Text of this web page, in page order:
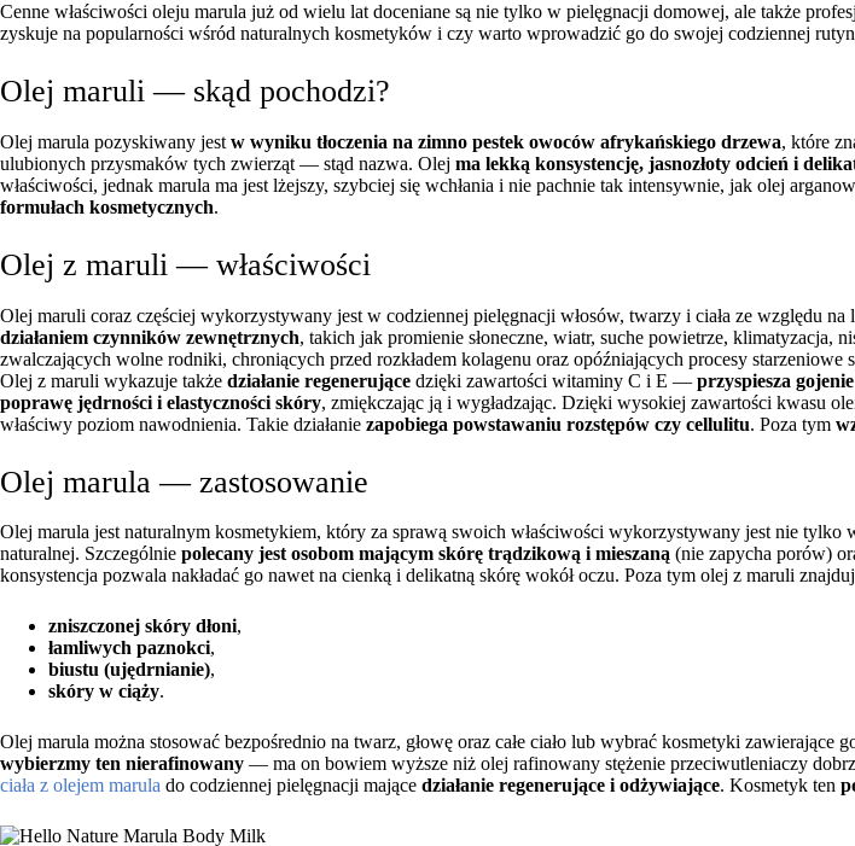
Cenne właściwości oleju marula już od wielu lat doceniane są nie tylko w pielęgnacji domowej, ale także
zyskuje na popularności wśród naturalnych kosmetyków i czy warto wprowadzić go do swojej codziennej
Olej maruli — skąd pochodzi?
Olej marula pozyskiwany jest w wyniku tłoczenia na zimno pestek owoców afrykańskiego drzewa, które
ulubionych przysmaków tych zwierząt — stąd nazwa. Olej ma lekką konsystencję, jasnozłoty odcień i
właściwości, jednak marula ma jest lżejszy, szybciej się wchłania i nie pachnie tak intensywnie, jak olej
formułach kosmetycznych.
Olej z maruli — właściwości
Olej maruli coraz częściej wykorzystywany jest w codziennej pielęgnacji włosów, twarzy i ciała ze względu
działaniem czynników zewnętrznych, takich jak promienie słoneczne, wiatr, suche powietrze, klimatyzacja,
zwalczających wolne rodniki, chroniących przed rozkładem kolagenu oraz opóźniających procesy starzeniowe
Olej z maruli wykazuje także działanie regenerujące dzięki zawartości witaminy C i E — przyspiesza
poprawę jędrności i elastyczności skóry, zmiękczając ją i wygładzając. Dzięki wysokiej zawartości kwasu
właściwy poziom nawodnienia. Takie działanie zapobiega powstawaniu rozstępów czy cellulitu. Poza tym
Olej marula — zastosowanie
Olej marula jest naturalnym kosmetykiem, który za sprawą swoich właściwości wykorzystywany jest nie
naturalnej. Szczególnie polecany jest osobom mającym skórę trądzikową i mieszaną (nie zapycha porów)
konsystencja pozwala nakładać go nawet na cienką i delikatną skórę wokół oczu. Poza tym olej z maruli
zniszczonej skóry dłoni,
łamliwych paznokci,
biustu (ujędrnianie),
skóry w ciąży.
Olej marula można stosować bezpośrednio na twarz, głowę oraz całe ciało lub wybrać kosmetyki zawierające
wybierzmy ten nierafinowany — ma on bowiem wyższe niż olej rafinowany stężenie przeciwutleniaczy
ciała z olejem marula do codziennej pielęgnacji mające działanie regenerujące i odżywiające. Kosmetyk ten